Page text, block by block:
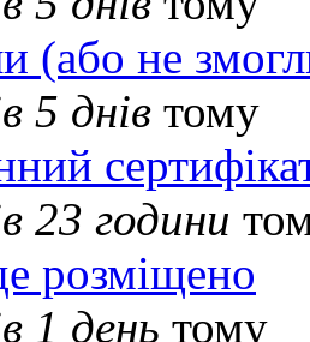
(або не
5 днів тому
23 години
розміщено
1 день тому